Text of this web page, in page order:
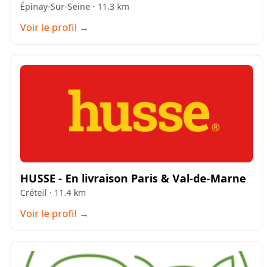
Épinay-Sur-Seine · 11.3 km
Voir le profil →
HUSSE - En livraison Paris & Val-de-Marne
Créteil · 11.4 km
Voir le profil →